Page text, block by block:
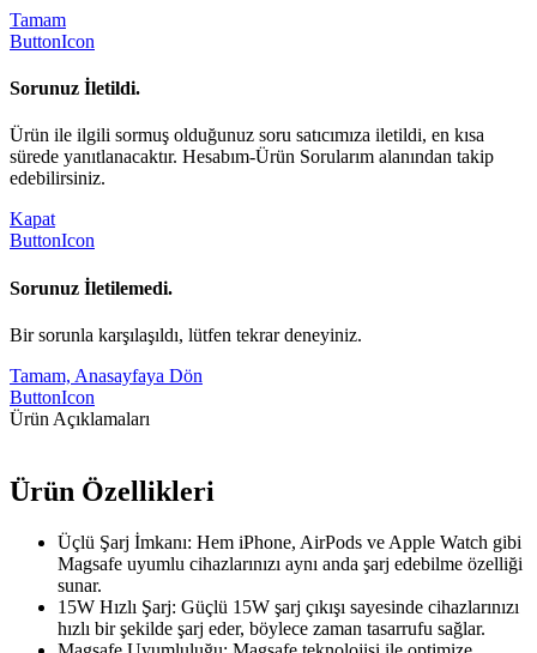
Tamam
ButtonIcon
Sorunuz İletildi.
Ürün ile ilgili sormuş olduğunuz soru satıcımıza iletildi, en kısa
sürede yanıtlanacaktır. Hesabım-Ürün Sorularım alanından takip
edebilirsiniz.
Kapat
ButtonIcon
Sorunuz İletilemedi.
Bir sorunla karşılaşıldı, lütfen tekrar deneyiniz.
Tamam, Anasayfaya Dön
ButtonIcon
Ürün Açıklamaları
Ürün Özellikleri
Üçlü Şarj İmkanı: Hem iPhone, AirPods ve Apple Watch gibi
Magsafe uyumlu cihazlarınızı aynı anda şarj edebilme özelliği
sunar.
15W Hızlı Şarj: Güçlü 15W şarj çıkışı sayesinde cihazlarınızı
hızlı bir şekilde şarj eder, böylece zaman tasarrufu sağlar.